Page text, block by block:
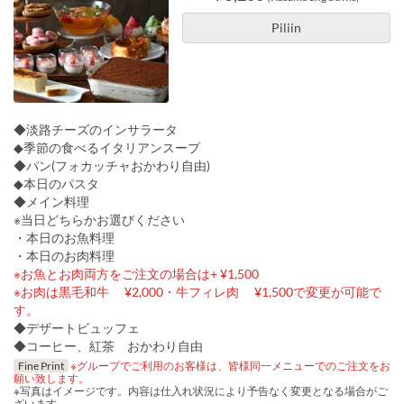
Piliin
◆淡路チーズのインサラータ
◆季節の食べるイタリアンスープ
◆パン(フォカッチャおかわり自由)
◆本日のパスタ
◆メイン料理
※当日どちらかお選びください
・本日のお魚料理
・本日のお肉料理
※お魚とお肉両方をご注文の場合は+ ¥1,500
※お肉は黒毛和牛 ¥2,000・牛フィレ肉 ¥1,500で変更が可能で
す。
◆デザートビュッフェ
◆コーヒー、紅茶 おかわり自由
Fine Print ※グループでご利用のお客様は、皆様同一メニューでのご注文をお
願い致します。
※写真はイメージです。内容は仕入れ状況により予告なく変更となる場合がご